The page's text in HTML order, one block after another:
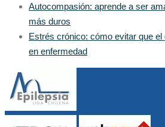
Autocompasión: aprende a ser
más duros
Estrés crónico: cómo evitar que
en enfermedad